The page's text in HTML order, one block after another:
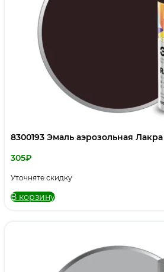
8300193 Эмаль аэрозольная
305₽
Уточняте скидку
В корзину